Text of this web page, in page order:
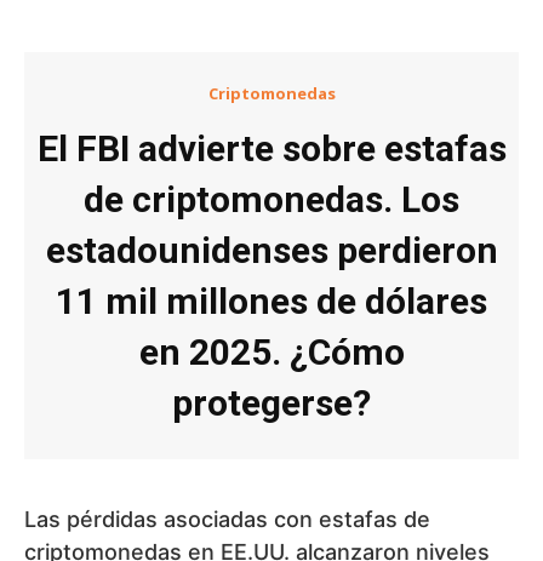
Criptomonedas
El FBI advierte sobre estafas
de criptomonedas. Los
estadounidenses perdieron
11 mil millones de dólares
en 2025. ¿Cómo
protegerse?
Las pérdidas asociadas con estafas de
criptomonedas en EE.UU. alcanzaron niveles